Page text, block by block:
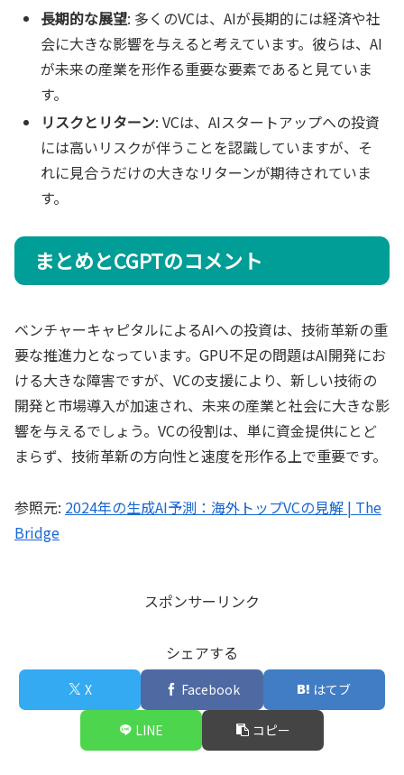
長期的な展望: 多くのVCは、AIが長期的には経済や社
会に大きな影響を与えると考えています。彼らは、AI
が未来の産業を形作る重要な要素であると見ていま
す。
リスクとリターン: VCは、AIスタートアップへの投資
には高いリスクが伴うことを認識していますが、そ
れに見合うだけの大きなリターンが期待されていま
す。
まとめとCGPTのコメント
ベンチャーキャピタルによるAIへの投資は、技術革新の重
要な推進力となっています。GPU不足の問題はAI開発にお
ける大きな障害ですが、VCの支援により、新しい技術の
開発と市場導入が加速され、未来の産業と社会に大きな影
響を与えるでしょう。VCの役割は、単に資金提供にとど
まらず、技術革新の方向性と速度を形作る上で重要です。
参照元: 2024年の生成AI予測：海外トップVCの見解 | The
Bridge
スポンサーリンク
シェアする
X Facebook はてブ
LINE コピー